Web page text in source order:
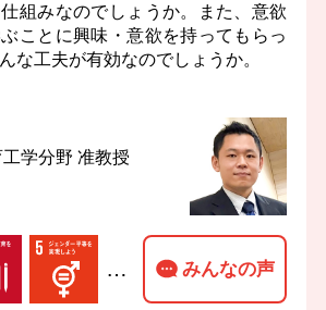
組みなのでしょうか。また、意欲
ことに興味・意欲を持ってもらっ
な工夫が有効なのでしょうか。
学分野 准教授
… みんなの声